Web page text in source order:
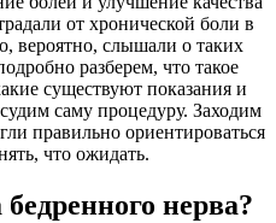
от хронической боли в
вероятно, слышали о таких
разберем, что такое
существуют показания и
саму процедуру. Заходим
правильно ориентироваться
что ожидать.
нерва?